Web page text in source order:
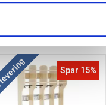
Spar 15%